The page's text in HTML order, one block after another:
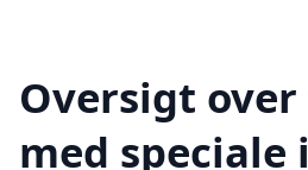
Oversigt
med speciale